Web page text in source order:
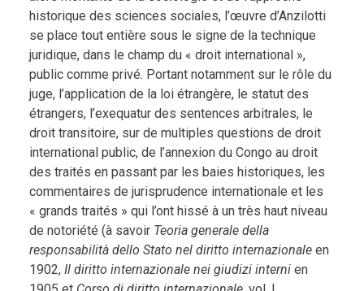
historique des sciences sociales, l’œuvre d’Anzilotti
se place tout entière sous le signe de la technique
juridique, dans le champ du « droit international »,
public comme privé. Portant notamment sur le rôle du
juge, l’application de la loi étrangère, le statut des
étrangers, l’exequatur des sentences arbitrales, le
droit transitoire, sur de multiples questions de droit
international public, de l’annexion du Congo au droit
des traités en passant par les baies historiques, les
commentaires de jurisprudence internationale et les
« grands traités » qui l’ont hissé à un très haut niveau
de notoriété (à savoir Teoria generale della
responsabilità dello Stato nel diritto internazionaleen
1902, Il diritto internazionale nei giudizi internien